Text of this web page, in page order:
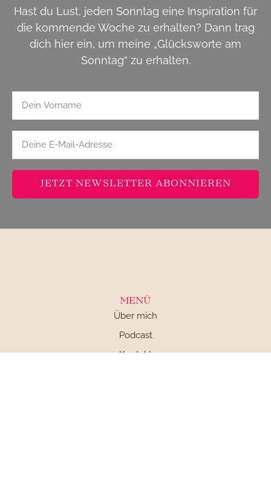
Hast du Lust, jeden Sonntag eine Inspiration für
die kommende Woche zu erhalten? Dann trag
dich hier ein, um meine „Glücksworte am
Sonntag“ zu erhalten.
JETZT NEWSLETTER ABONNIEREN
MENÜ
Über mich
Podcast
Kontakt